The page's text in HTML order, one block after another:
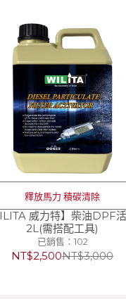
釋放馬力 積碳清除
威力特】柴油DPF
2L(需搭配工具)
已銷售：102
NT$2,500NT$3,000